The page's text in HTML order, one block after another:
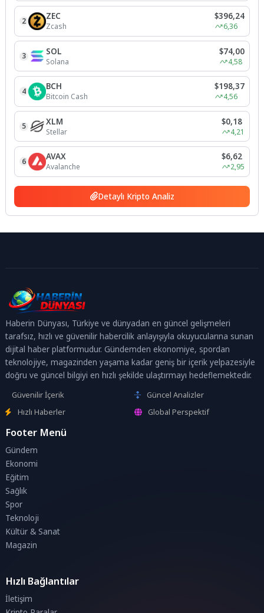
2 ZEC
Zcash
$396,24
6,36
3 SOL
Solana
$74,00
4,58
4 BCH
Bitcoin Cash
$198,37
4,56
5 XLM
Stellar
$0,18
4,21
6 AVAX
Avalanche
$6,62
2,95
Detaylı Kripto Analiz
Haberin Dünyası, Türkiye ve dünyadan en güncel gelişmeleri
tarafsız, hızlı ve güvenilir habercilik anlayışıyla okuyucularına sunan
dijital haber platformudur. Gündemden ekonomiye, spordan
teknolojiye, magazinden yaşama kadar geniş bir içerik yelpazesiyle
doğru ve güncel bilgiyi en hızlı şekilde ulaştırmayı hedeflemektedir.
Güvenilir İçerik
Güncel Analizler
Hızlı Haberler
Global Perspektif
Footer Menü
Gündem
Ekonomi
Eğitim
Sağlık
Spor
Teknoloji
Kültür & Sanat
Magazin
Hızlı Bağlantılar
İletişim